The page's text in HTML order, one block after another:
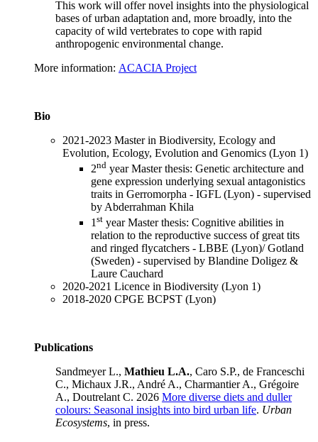
This work will offer novel insights into the physiological
bases of urban adaptation and, more broadly, into the
capacity of wild vertebrates to cope with rapid
anthropogenic environmental change.
More information: ACACIA Project
Bio
2021-2023 Master in Biodiversity, Ecology and
Evolution, Ecology, Evolution and Genomics (Lyon 1)
2nd year Master thesis: Genetic architecture and
gene expression underlying sexual antagonistics
traits in Gerromorpha - IGFL (Lyon) - supervised
by Abderrahman Khila
1 st year Master thesis: Cognitive abilities in
relation to the reproductive success of great tits
and ringed flycatchers - LBBE (Lyon)/ Gotland
(Sweden) - supervised by Blandine Doligez &
Laure Cauchard
2020-2021 Licence in Biodiversity (Lyon 1)
2018-2020 CPGE BCPST (Lyon)
Publications
Sandmeyer L., Mathieu L.A., Caro S.P., de Franceschi
C., Michaux J.R., André A., Charmantier A., Grégoire
A., Doutrelant C. 2026 More diverse diets and duller
colours: Seasonal insights into bird urban life. Urban
Ecosystems, in press.